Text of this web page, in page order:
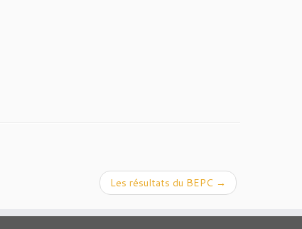
Les résultats du BEPC →